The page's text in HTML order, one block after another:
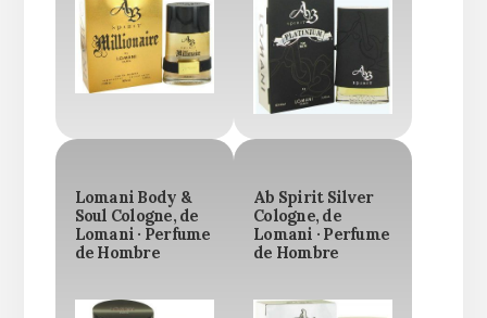
Lomani Body &
Soul Cologne, de
Lomani · Perfume
de Hombre
Ab Spirit Silver
Cologne, de
Lomani · Perfume
de Hombre